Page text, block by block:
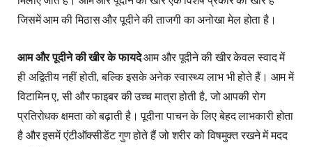
संतुलित आहार, हेल्दी ईटिंग
FAQ: आम और पूदीने
की खीर
Conclusion
जिसमें आम की मिठास और पूदीने की ताजगी का अनोखा मेल होता है।
आम और पूदीने की खीर के फायदेआम और पूदीने की खीर केवल स्वाद में
ही अद्वितीय नहीं होती, बल्कि इसके अनेक स्वास्थ्य लाभ भी होते हैं। आम में
विटामिन ए, सी और फाइबर की उच्च मात्रा होती है, जो आपकी रोग
प्रतिरोधक क्षमता को बढ़ाती है। पूदीना पाचन के लिए बेहद लाभकारी होता
है और इसमें एंटीऑक्सीडेंट गुण होते हैं जो शरीर को विषमुक्त रखने में मदद